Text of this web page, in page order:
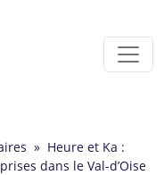
» Heure et Ka :
dans le Val-d’Oise